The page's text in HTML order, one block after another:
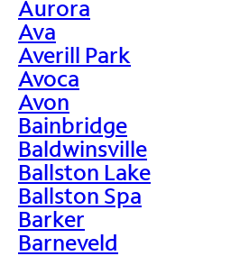
Aurora
Ava
Averill Park
Avoca
Avon
Bainbridge
Baldwinsville
Ballston Lake
Ballston Spa
Barker
Barneveld